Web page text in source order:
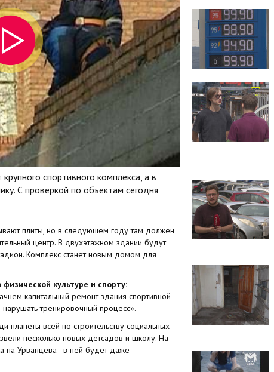
спортивного комплекса, а в
С проверкой по объектам сегодня
плиты, но в следующем году там должен
центр. В двухэтажном здании будут
Комплекс станет новым домом для
культуре и спорту:
капитальный ремонт здания спортивной
тренировочный процесс».
планеты всей по строительству социальных
несколько новых детсадов и школу. На
на Урванцева - в ней будет даже